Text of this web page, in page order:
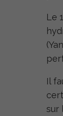
Le
Il
sur